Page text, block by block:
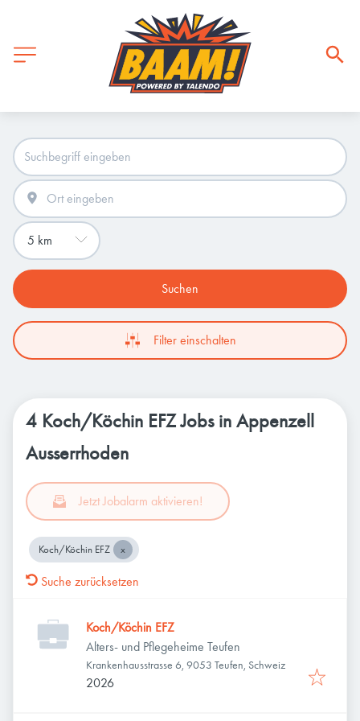
Suchen
Filter einschalten
4 Koch/Köchin EFZ Jobs in Appenzell
Ausserrhoden
Jetzt Jobalarm aktivieren!
Koch/Köchin EFZ
Suche zurücksetzen
Koch/Köchin EFZ
Alters- und Pflegeheime Teufen
Krankenhausstrasse 6, 9053 Teufen, Schweiz
2026